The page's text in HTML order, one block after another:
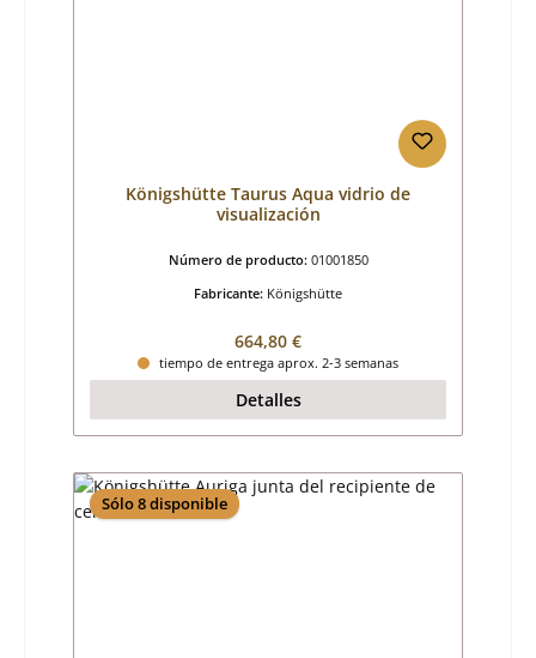
Königshütte Taurus Aqua vidrio de
visualización
Número de producto: 01001850
Fabricante: Königshütte
Precio normal:
664,80 €
tiempo de entrega aprox. 2-3 semanas
Detalles
Sólo 8 disponible